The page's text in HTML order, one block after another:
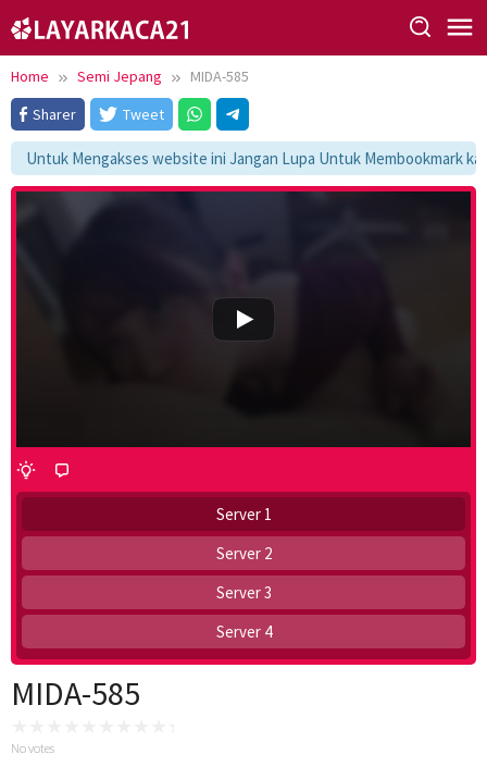
to
content
Home Semi Jepang
MIDA-585
Sharer
Tweet
Untuk Mengakses website ini Jangan Lupa Untuk Membookmark
Server 1
Server 2
Server 3
Server 4
MIDA-585
No votes